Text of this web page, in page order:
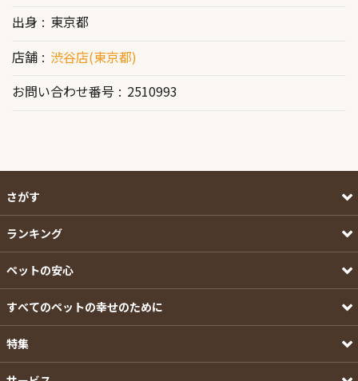
出身
東京都
店舗
渋谷店(東京都)
お問い合わせ番号
2510993
さがす
ランキング
ペットの安心
すべてのペットの幸せのために
特集